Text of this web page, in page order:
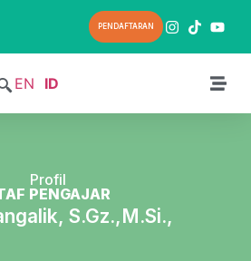
PENDAFTARAN
EN ID
Profil
PENGAJAR
S.Gz.,M.Si.,